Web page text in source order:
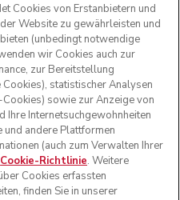
UNS
Cookies von Erstanbietern und
Website zu gewährleisten und
(unbedingt notwendige
wir Cookies auch zur
zur Bereitstellung
statistischer Analysen
sowie zur Anzeige von
Ihre Internetsuchgewohnheiten
und andere Plattformen
(auch zum Verwalten Ihrer
Cookie-Richtlinie. Weitere
Cookies erfassten
finden Sie in unserer